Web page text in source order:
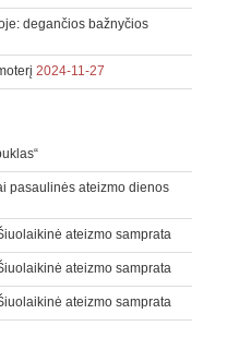
degančios bažnyčios
2024-11-27
pasaulinės ateizmo dienos
ateizmo samprata
ateizmo samprata
ateizmo samprata